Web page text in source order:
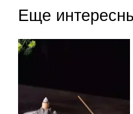
Еще